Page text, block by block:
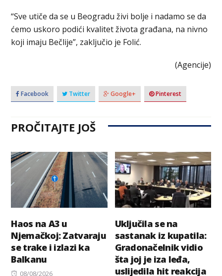
“Sve utiče da se u Beogradu živi bolje i nadamo se da
ćemo uskoro podići kvalitet života građana, na nivno
koji imaju Bečlije”, zaključio je Folić.
(Agencije)
Facebook Twitter Google+ Pinterest
PROČITAJTE JOŠ
Haos na A3 u
Njemačkoj: Zatvaraju
se trake i izlazi ka
Balkanu
Posted
08/08/2026
Uključila se na
sastanak iz kupatila:
Gradonačelnik vidio
šta joj je iza leđa,
uslijedila hit reakcija